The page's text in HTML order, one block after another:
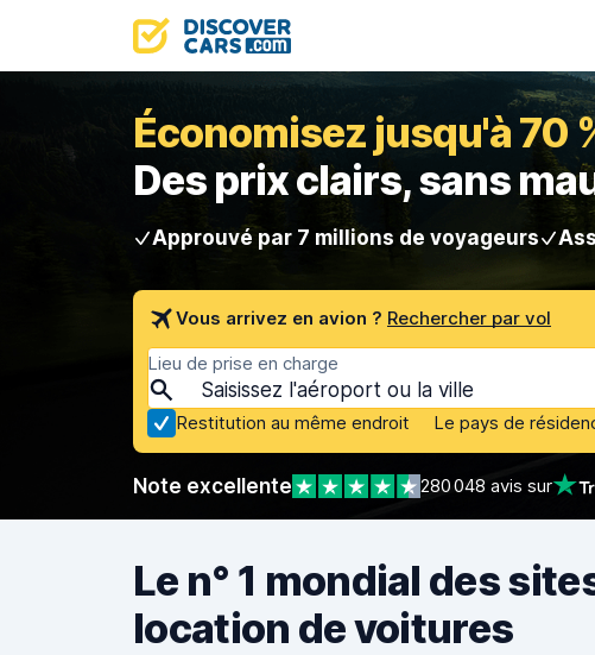
Économisez jusqu'à 70
Des prix clairs, sans
Approuvé par 7 millions de voyageurs
Vous arrivez en avion ? Rechercher par vol
Lieu de prise en charge
Restitution au même endroit Le pays de
Note excellente 280 048 avis sur
Le n° 1 mondial des
location de voitures